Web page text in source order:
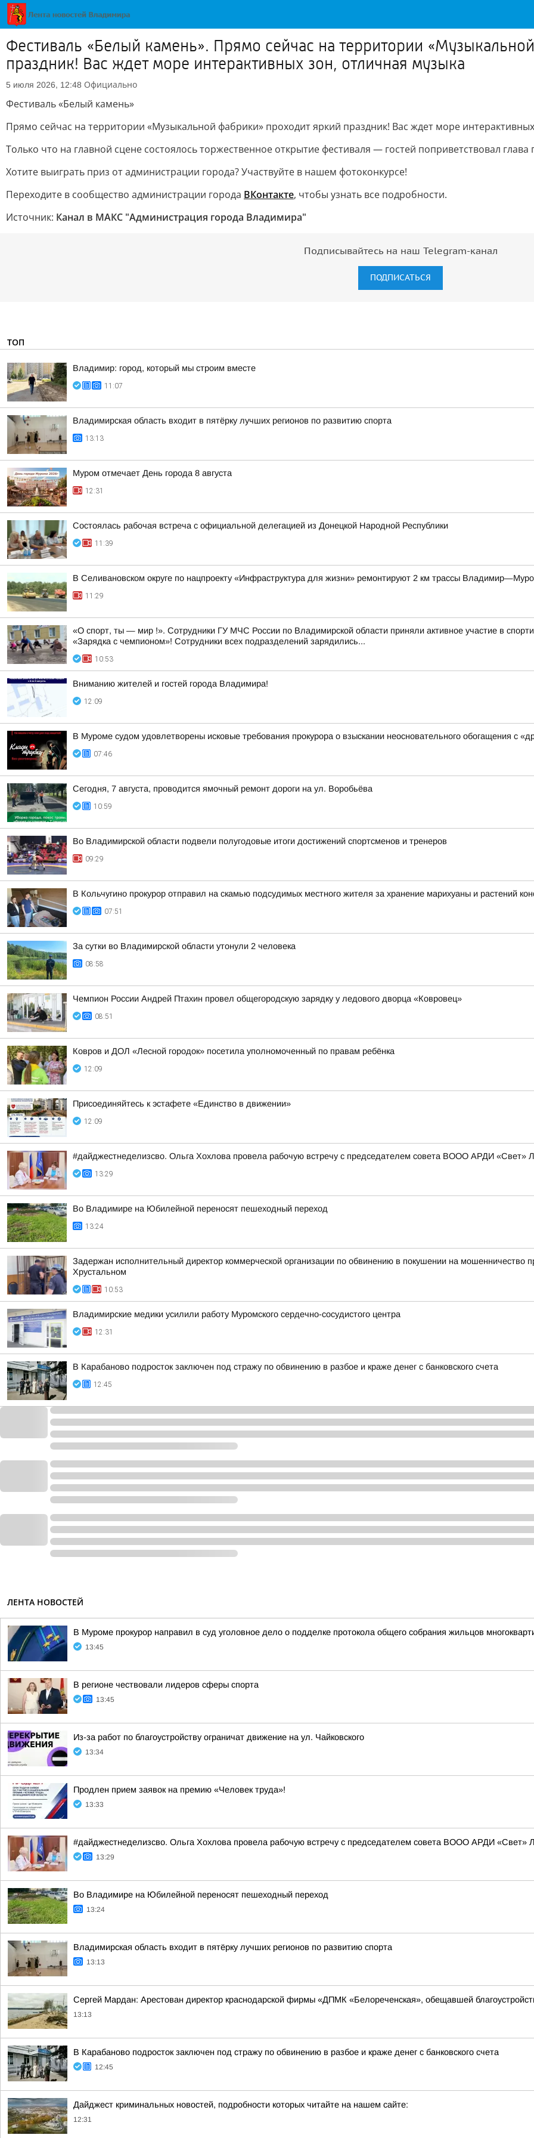
Фестиваль «Белый камень». Прямо сейчас на территории
праздник! Вас ждет море интерактивных зон, отличная музыка
5 июля 2026, 12:48 Официально
Фестиваль «Белый камень»
Прямо сейчас на территории «Музыкальной фабрики» проходит яркий праздник! Вас ждет море
Только что на главной сцене состоялось торжественное открытие фестиваля — гостей поприветствовал глава
Хотите выиграть приз от администрации города? Участвуйте в нашем фотоконкурсе!
Переходите в сообщество администрации города ВКонтакте, чтобы узнать все подробности.
Источник: Канал в МАКС "Администрация города Владимира"
Подписывайтесь на наш Telegram-канал
ПОДПИСАТЬСЯ
ТОП
Владимир: город, который мы строим вместе
11:07
Владимирская область входит в пятёрку лучших регионов по развитию спорта
13:13
Муром отмечает День города 8 августа
12:31
Состоялась рабочая встреча с официальной делегацией из Донецкой Народной Республики
11:39
В Селивановском округе по нацпроекту «Инфраструктура для жизни» ремонтируют 2 км трассы
11:29
«О спорт, ты — мир !». Сотрудники ГУ МЧС России по Владимирской области приняли активное участие в
«Зарядка с чемпионом»! Сотрудники всех подразделений зарядились...
10:53
Вниманию жителей и гостей города Владимира!
12:09
В Муроме судом удовлетворены исковые требования прокурора о взыскании неосновательного обогащения с
07:46
Сегодня, 7 августа, проводится ямочный ремонт дороги на ул. Воробьёва
10:59
Во Владимирской области подвели полугодовые итоги достижений спортсменов и тренеров
09:29
В Кольчугино прокурор отправил на скамью подсудимых местного жителя за хранение марихуаны и растений
07:51
За сутки во Владимирской области утонули 2 человека
08:58
Чемпион России Андрей Птахин провел общегородскую зарядку у ледового дворца «Ковровец»
08:51
Ковров и ДОЛ «Лесной городок» посетила уполномоченный по правам ребёнка
12:09
Присоединяйтесь к эстафете «Единство в движении»
12:09
#дайджестнеделизсво. Ольга Хохлова провела рабочую встречу с председателем совета ВООО АРДИ «Свет»
13:29
Во Владимире на Юбилейной переносят пешеходный переход
13:24
Задержан исполнительный директор коммерческой организации по обвинению в покушении на мошенничество
Хрустальном
10:53
Владимирские медики усилили работу Муромского сердечно-сосудистого центра
12:31
В Карабаново подросток заключен под стражу по обвинению в разбое и краже денег с банковского счета
12:45
ЛЕНТА НОВОСТЕЙ
В Муроме прокурор направил в суд уголовное дело о подделке протокола общего собрания жильцов
13:45
В регионе чествовали лидеров сферы спорта
13:45
Из-за работ по благоустройству ограничат движение на ул. Чайковского
13:34
Продлен прием заявок на премию «Человек труда»!
13:33
#дайджестнеделизсво. Ольга Хохлова провела рабочую встречу с председателем совета ВООО АРДИ «Свет»
13:29
Во Владимире на Юбилейной переносят пешеходный переход
13:24
Владимирская область входит в пятёрку лучших регионов по развитию спорта
13:13
Сергей Мардан: Арестован директор краснодарской фирмы «ДПМК «Белореченская», обещавшей
13:13
В Карабаново подросток заключен под стражу по обвинению в разбое и краже денег с банковского счета
12:45
Дайджест криминальных новостей, подробности которых читайте на нашем сайте:
12:31